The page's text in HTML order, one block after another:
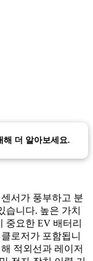
해 더 알아보세요.
서가 풍부하고 분
습니다. 높은 가치
중요한 EV 배터리
로저가 포함됩니
적외선과 레이저